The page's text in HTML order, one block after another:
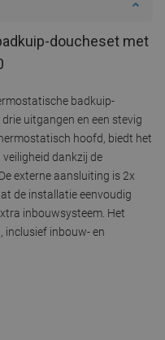
doucheset met
badkuip-
uitgangen en een stevig
hoofd, biedt het
dankzij de
externe aansluiting is 2x
de installatie eenvoudig
inbouwsysteem. Het
inclusief inbouw- en